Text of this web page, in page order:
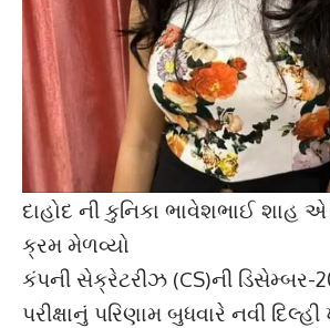
દાહોદ ની કુનિકા ભાવેશભાઈ શાહ
ક્રમ મેળવ્યો
કંપની સેક્રેટરીઝ (CS)ની ડિસેમ્બર-
પરીક્ષાનું પરિણામ બુધવારે નવી